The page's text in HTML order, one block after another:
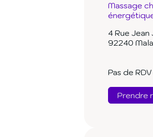
Massage
4 Rue Jean
92240
Pas de
Prendre